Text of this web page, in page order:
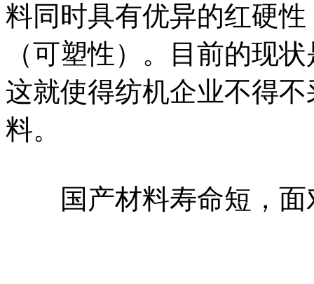
料同时具有优异的红硬
（可塑性）。目前的现
这就使得纺机企业不得
料。
国产材料寿命短，面